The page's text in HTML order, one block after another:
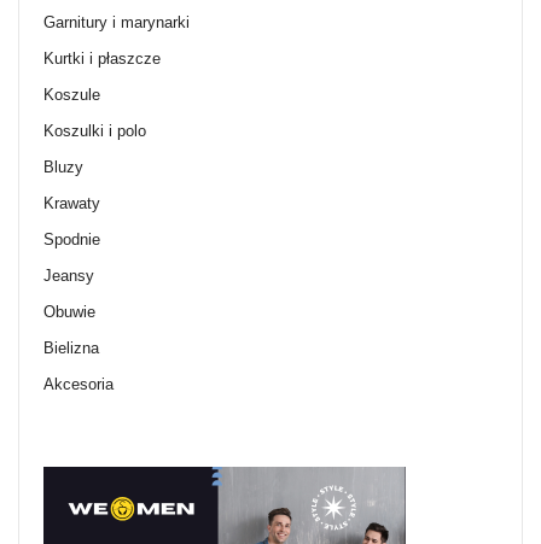
Garnitury i marynarki
Kurtki i płaszcze
Koszule
Koszulki i polo
Bluzy
Krawaty
Spodnie
Jeansy
Obuwie
Bielizna
Akcesoria